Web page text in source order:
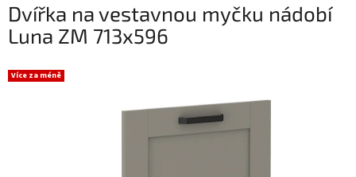
Dvířka na vestavnou myčku nádobí
Luna ZM 713x596
Více za méně